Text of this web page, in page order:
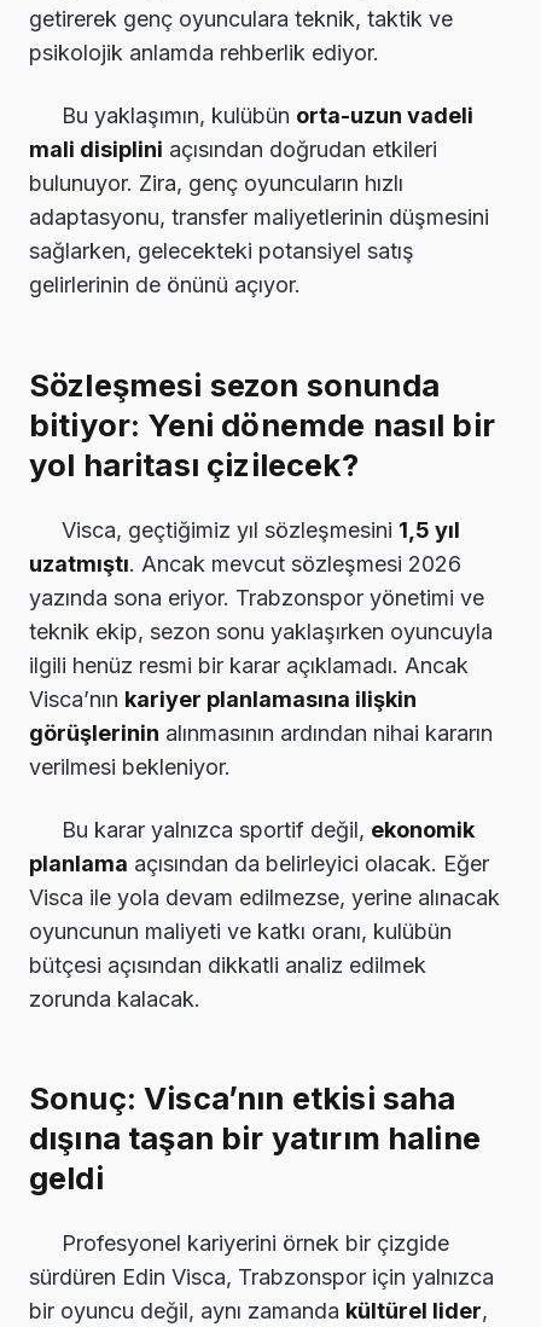
getirerek genç oyunculara teknik, taktik ve
psikolojik anlamda rehberlik ediyor.
Bu yaklaşımın, kulübün orta-uzun vadeli
mali disiplini açısından doğrudan etkileri
bulunuyor. Zira, genç oyuncuların hızlı
adaptasyonu, transfer maliyetlerinin düşmesini
sağlarken, gelecekteki potansiyel satış
gelirlerinin de önünü açıyor.
Sözleşmesi sezon sonunda
bitiyor: Yeni dönemde nasıl bir
yol haritası çizilecek?
Visca, geçtiğimiz yıl sözleşmesini 1,5 yıl
uzatmıştı. Ancak mevcut sözleşmesi 2026
yazında sona eriyor. Trabzonspor yönetimi ve
teknik ekip, sezon sonu yaklaşırken oyuncuyla
ilgili henüz resmi bir karar açıklamadı. Ancak
Visca’nın kariyer planlamasına ilişkin
görüşlerinin alınmasının ardından nihai kararın
verilmesi bekleniyor.
Bu karar yalnızca sportif değil, ekonomik
planlama açısından da belirleyici olacak. Eğer
Visca ile yola devam edilmezse, yerine alınacak
oyuncunun maliyeti ve katkı oranı, kulübün
bütçesi açısından dikkatli analiz edilmek
zorunda kalacak.
Sonuç: Visca’nın etkisi saha
dışına taşan bir yatırım haline
geldi
Profesyonel kariyerini örnek bir çizgide
sürdüren Edin Visca, Trabzonspor için yalnızca
bir oyuncu değil, aynı zamanda kültürel lider,